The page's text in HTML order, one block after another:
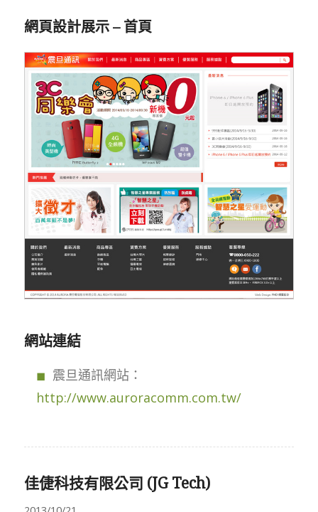
網頁設計展示 – 首頁
網站連結
震旦通訊網站：
http://www.auroracomm.com.tw/
佳倢科技有限公司 (JG Tech)